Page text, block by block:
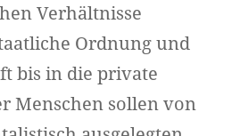
Verhältnisse
Ordnung und
bis in die private
Menschen sollen von